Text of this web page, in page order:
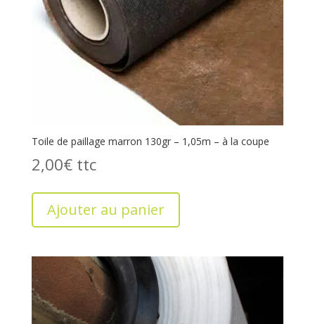
Toile de paillage marron 130gr – 1,05m – à la coupe
2,00€
Ajouter au panier